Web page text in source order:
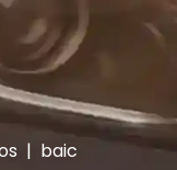
| baic